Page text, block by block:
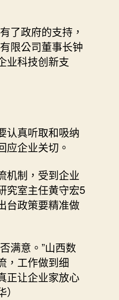
了政府的支持，
限公司董事长钟
业科技创新支
认真听取和吸纳
应企业关切。
机制，受到企业
究室主任黄守宏5
台政策要精准做
满意。”山西数
，工作做到细
正让企业家放心